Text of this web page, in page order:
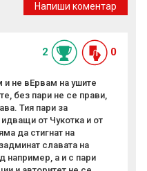
Напиши коментар
2 0
не вЕрвам на ушите
без пари не се прави,
Тия пари за
от Чукотка и от
да стигнат на
славата на
например, а и с пари